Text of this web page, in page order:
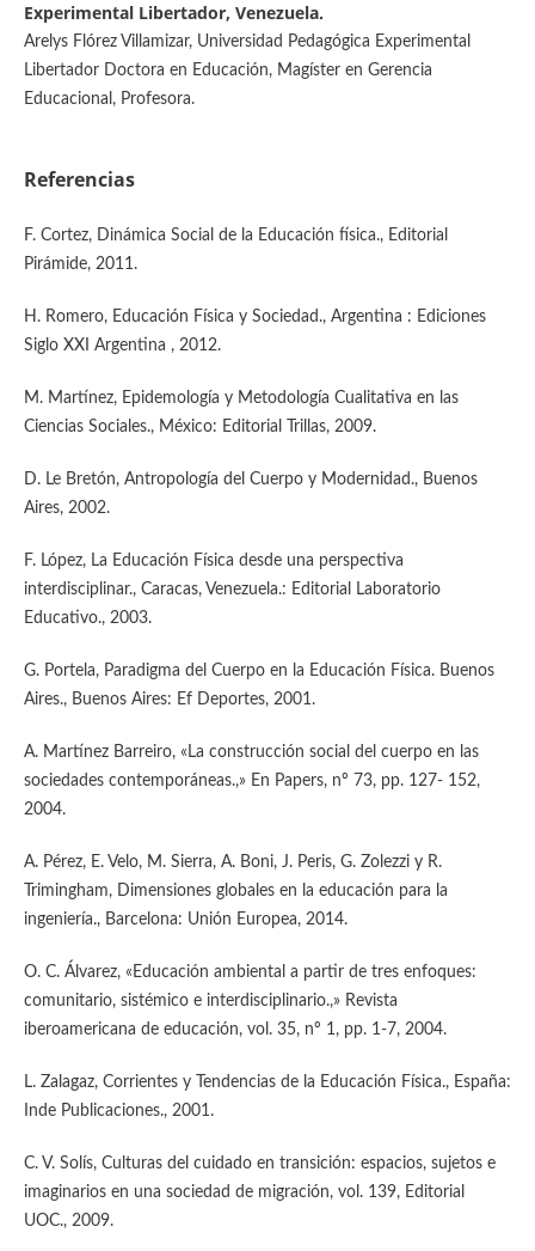
Experimental Libertador, Venezuela.
Arelys Flórez Villamizar, Universidad Pedagógica Experimental
Libertador Doctora en Educación, Magíster en Gerencia
Educacional, Profesora.
Referencias
F. Cortez, Dinámica Social de la Educación física., Editorial
Pirámide, 2011.
H. Romero, Educación Física y Sociedad., Argentina : Ediciones
Siglo XXI Argentina , 2012.
M. Martínez, Epidemología y Metodología Cualitativa en las
Ciencias Sociales., México: Editorial Trillas, 2009.
D. Le Bretón, Antropología del Cuerpo y Modernidad., Buenos
Aires, 2002.
F. López, La Educación Física desde una perspectiva
interdisciplinar., Caracas, Venezuela.: Editorial Laboratorio
Educativo., 2003.
G. Portela, Paradigma del Cuerpo en la Educación Física. Buenos
Aires., Buenos Aires: Ef Deportes, 2001.
A. Martínez Barreiro, «La construcción social del cuerpo en las
sociedades contemporáneas.,» En Papers, nº 73, pp. 127- 152,
2004.
A. Pérez, E. Velo, M. Sierra, A. Boni, J. Peris, G. Zolezzi y R.
Trimingham, Dimensiones globales en la educación para la
ingeniería., Barcelona: Unión Europea, 2014.
O. C. Álvarez, «Educación ambiental a partir de tres enfoques:
comunitario, sistémico e interdisciplinario.,» Revista
iberoamericana de educación, vol. 35, nº 1, pp. 1-7, 2004.
L. Zalagaz, Corrientes y Tendencias de la Educación Física., España:
Inde Publicaciones., 2001.
C. V. Solís, Culturas del cuidado en transición: espacios, sujetos e
imaginarios en una sociedad de migración, vol. 139, Editorial
UOC., 2009.